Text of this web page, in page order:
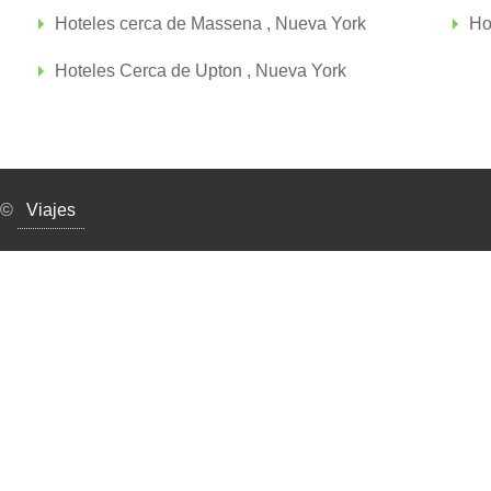
Hoteles cerca de Massena , Nueva York
Hoteles Cerca de Upton , Nueva York
© Viajes